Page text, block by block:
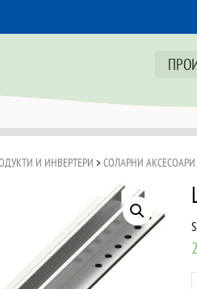
И ИНВЕРТЕРИ >СОЛАРНИ АКСЕСОАРИ